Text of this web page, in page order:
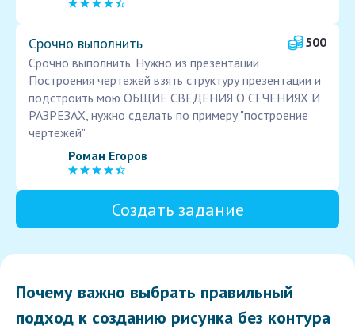
Срочно выполнить
500
Срочно выполнить. Нужно из презентации
Построения чертежей взять структуру презентации и
подстроить мою ОБЩИЕ СВЕДЕНИЯ О СЕЧЕНИЯХ И
РАЗРЕЗАХ, нужно сделать по примеру "построение
чертежей"
Роман Егоров
Создать задание
Почему важно выбрать правильный
подход к созданию рисунка без контура